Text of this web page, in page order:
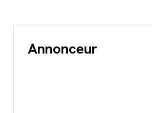
Annonceur